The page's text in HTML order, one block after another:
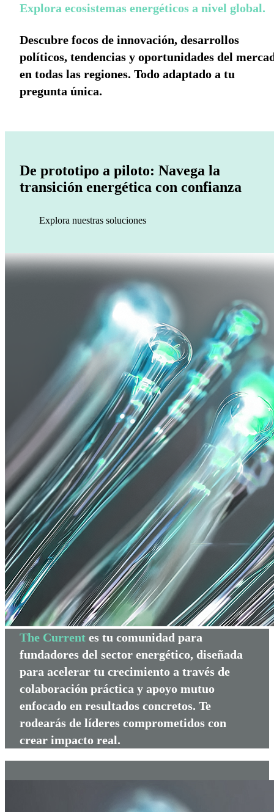
Explora ecosistemas energéticos a nivel global.
Descubre focos de innovación, desarrollos
políticos, tendencias y oportunidades del
en todas las regiones. Todo adaptado a tu
pregunta única.
De prototipo a piloto: Navega la
transición energética con confianza
Explora nuestras soluciones
The Current es tu comunidad para
fundadores del sector energético, diseñada
para acelerar tu crecimiento a través de
colaboración práctica y apoyo mutuo
enfocado en resultados concretos. Te
rodearás de líderes comprometidos con
crear impacto real.